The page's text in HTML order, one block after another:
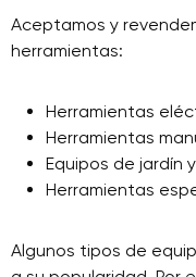
Aceptamos y
herramientas:
Herramientas
Herramientas
Equipos de jardín
Herramientas
Algunos tipos de